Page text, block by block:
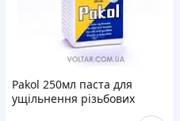
Pakol 250мл паста для
ущільнення різьбових